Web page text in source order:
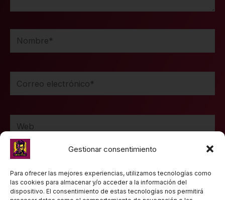
Gestionar consentimiento
Para ofrecer las mejores experiencias, utilizamos tecnologías como
las cookies para almacenar y/o acceder a la información del
dispositivo. El consentimiento de estas tecnologías nos permitirá
Nombre*
Correo
electrónico*
Web
Guarda mi nombre, correo electrónico y web en
este navegador para la próxima vez que comente.